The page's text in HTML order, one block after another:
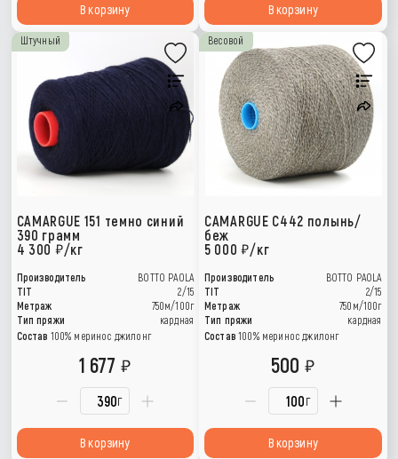
В корзину В корзину
Штучный
CAMARGUE 151 темно синий
390 грамм
4 300
/кг
Производитель
BOTTO PAOLA
TIT
2/15
Метраж
750м/100г
Тип пряжи
кардная
Состав 100% меринос джилонг
г
1 677
В корзину
Весовой
CAMARGUE C442 полынь/
беж
5 000 /кг
Производитель
BOTTO PAOLA
TIT
2/15
Метраж
750м/100г
Тип пряжи
кардная
Состав 100% меринос джилонг
г
500
В корзину